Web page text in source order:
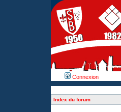
Connexion
Index du forum